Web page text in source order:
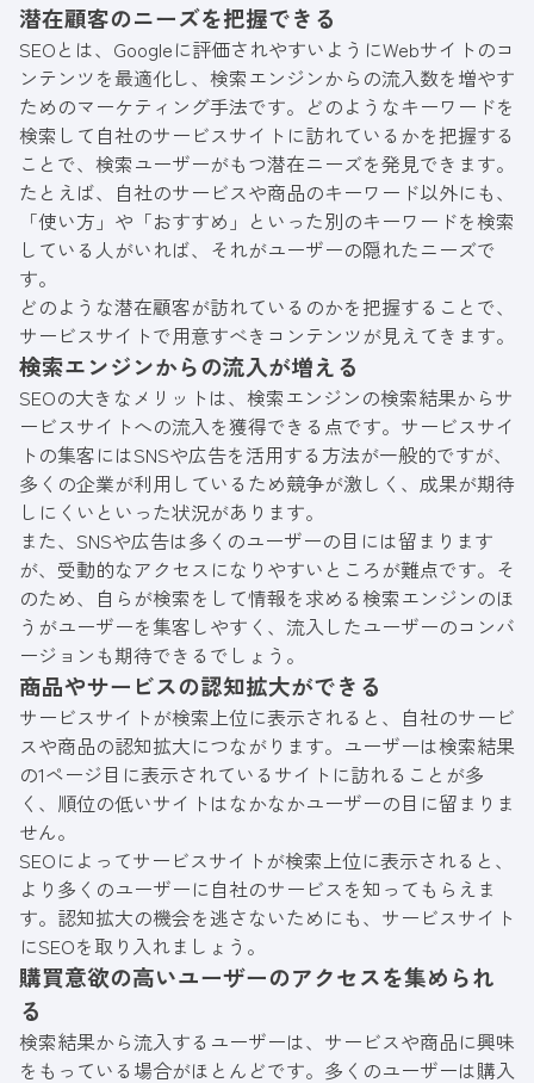
潜在顧客のニーズを把握できる
SEOとは、Googleに評価されやすいようにWebサイトのコ
ンテンツを最適化し、検索エンジンからの流入数を増やす
ためのマーケティング手法です。どのようなキーワードを
検索して自社のサービスサイトに訪れているかを把握する
ことで、検索ユーザーがもつ潜在ニーズを発見できます。
たとえば、自社のサービスや商品のキーワード以外にも、
「使い方」や「おすすめ」といった別のキーワードを検索
している人がいれば、それがユーザーの隠れたニーズで
す。
どのような潜在顧客が訪れているのかを把握することで、
サービスサイトで用意すべきコンテンツが見えてきます。
検索エンジンからの流入が増える
SEOの大きなメリットは、検索エンジンの検索結果からサ
ービスサイトへの流入を獲得できる点です。サービスサイ
トの集客にはSNSや広告を活用する方法が一般的ですが、
多くの企業が利用しているため競争が激しく、成果が期待
しにくいといった状況があります。
また、SNSや広告は多くのユーザーの目には留まります
が、受動的なアクセスになりやすいところが難点です。そ
のため、自らが検索をして情報を求める検索エンジンのほ
うがユーザーを集客しやすく、流入したユーザーのコンバ
ージョンも期待できるでしょう。
商品やサービスの認知拡大ができる
サービスサイトが検索上位に表示されると、自社のサービ
スや商品の認知拡大につながります。ユーザーは検索結果
の1ページ目に表示されているサイトに訪れることが多
く、順位の低いサイトはなかなかユーザーの目に留まりま
せん。
SEOによってサービスサイトが検索上位に表示されると、
より多くのユーザーに自社のサービスを知ってもらえま
す。認知拡大の機会を逃さないためにも、サービスサイト
にSEOを取り入れましょう。
購買意欲の高いユーザーのアクセスを集められ
る
検索結果から流入するユーザーは、サービスや商品に興味
をもっている場合がほとんどです。多くのユーザーは購入